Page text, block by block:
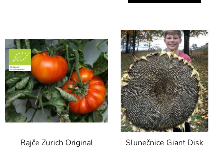
Rajče Zurich Original Slunečnice Giant Disk